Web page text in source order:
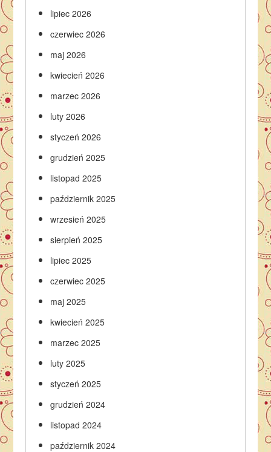
lipiec 2026
czerwiec 2026
maj 2026
kwiecień 2026
marzec 2026
luty 2026
styczeń 2026
grudzień 2025
listopad 2025
październik 2025
wrzesień 2025
sierpień 2025
lipiec 2025
czerwiec 2025
maj 2025
kwiecień 2025
marzec 2025
luty 2025
styczeń 2025
grudzień 2024
listopad 2024
październik 2024